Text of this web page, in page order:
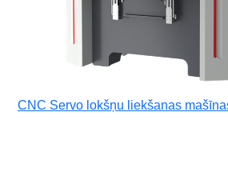
CNC Servo lokšņu liekšanas